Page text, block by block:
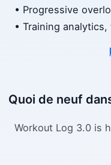
• Progressive
• Training
Quoi de neuf
Workout Log 3.0 is